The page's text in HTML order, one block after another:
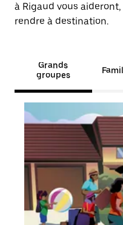
à Rigaud vous
rendre à destination.
Grands
groupes